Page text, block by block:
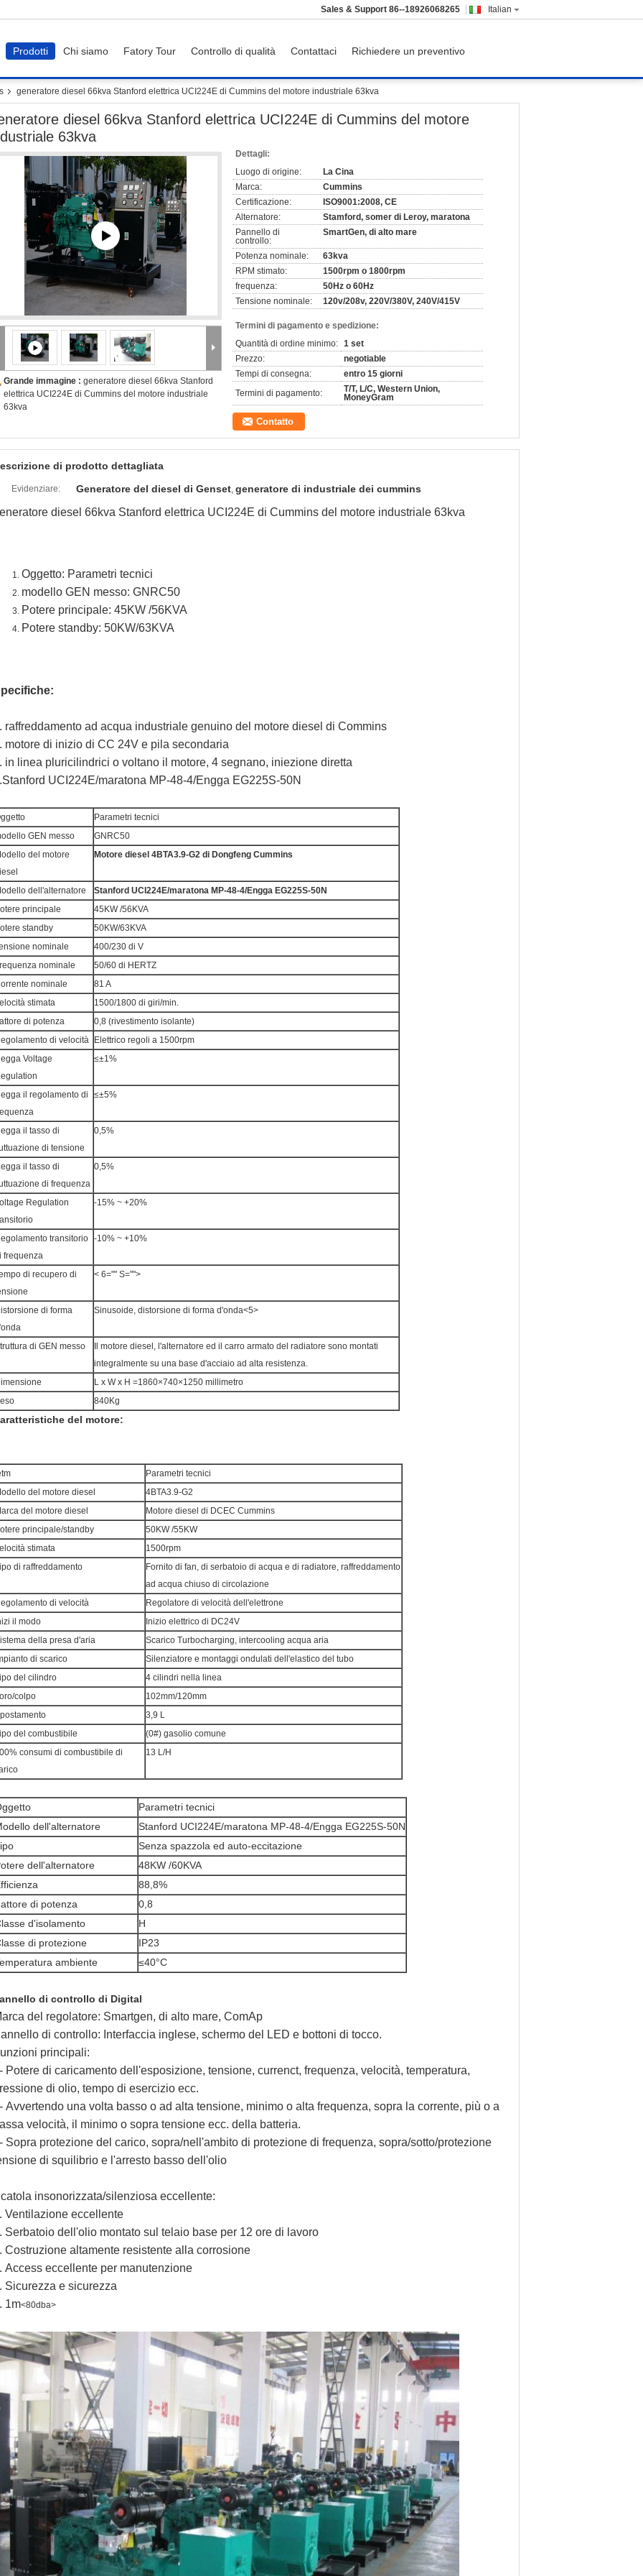
Italian
Sales & Support 86--18926068265
Prodotti Chi siamo Fatory Tour Controllo di qualità Contattaci Richiedere un preventivo
generatore diesel 66kva Stanford elettrica UCI224E di Cummins del motore industriale 63kva
diesel 66kva Stanford elettrica UCI224E di Cummins del motore
63kva
Grande immagine : generatore diesel 66kva Stanford
elettrica UCI224E di Cummins del motore industriale
63kva
Dettagli:
Luogo di origine:
La Cina
Marca:
Cummins
Certificazione:
ISO9001:2008, CE
Alternatore:
Stamford, somer di Leroy, maratona
Pannello di
controllo:
SmartGen, di alto mare
Potenza nominale:
63kva
RPM stimato:
1500rpm o 1800rpm
frequenza:
50Hz o 60Hz
Tensione nominale:
120v/208v, 220V/380V, 240V/415V
Termini di pagamento e spedizione:
Quantità di ordine minimo: 1 set
Prezzo:
negotiable
Tempi di consegna:
entro 15 giorni
Termini di pagamento:
T/T, L/C, Western Union,
MoneyGram
Contatto
di prodotto dettagliata
Evidenziare: Generatore del diesel di Genset, generatore di industriale dei cummins
diesel 66kva Stanford elettrica UCI224E di Cummins del motore industriale 63kva
Oggetto: Parametri tecnici
modello GEN messo: GNRC50
Potere principale: 45KW /56KVA
Potere standby: 50KW/63KVA
raffreddamento ad acqua industriale genuino del motore diesel di Commins
motore di inizio di CC 24V e pila secondaria
in linea pluricilindrici o voltano il motore, 4 segnano, iniezione diretta
UCI224E/maratona MP-48-4/Engga EG225S-50N
Parametri tecnici
GEN messo
GNRC50
del motore
Motore diesel 4BTA3.9-G2 di Dongfeng Cummins
dell'alternatore
Stanford UCI224E/maratona MP-48-4/Engga EG225S-50N
principale
45KW /56KVA
standby
50KW/63KVA
nominale
400/230 di V
nominale
50/60 di HERTZ
nominale
81 A
stimata
1500/1800 di giri/min.
di potenza
0,8 (rivestimento isolante)
di velocità
Elettrico regoli a 1500rpm
Voltage
≤±1%
il regolamento di
≤±5%
il tasso di
di tensione
0,5%
il tasso di
di frequenza
0,5%
Regulation
-15% ~ +20%
transitorio
frequenza
-10% ~ +10%
di recupero di
< 6="" S="">
di forma
Sinusoide, distorsione di forma d'onda<5>
di GEN messo
Il motore diesel, l'alternatore ed il carro armato del radiatore sono montati
integralmente su una base d'acciaio ad alta resistenza.
L x W x H =1860×740×1250 millimetro
840Kg
del motore:
Parametri tecnici
del motore diesel
4BTA3.9-G2
del motore diesel
Motore diesel di DCEC Cummins
principale/standby
50KW /55KW
stimata
1500rpm
di raffreddamento
Fornito di fan, di serbatoio di acqua e di radiatore, raffreddamento
ad acqua chiuso di circolazione
di velocità
Regolatore di velocità dell'elettrone
il modo
Inizio elettrico di DC24V
della presa d'aria
Scarico Turbocharging, intercooling acqua aria
di scarico
Silenziatore e montaggi ondulati dell'elastico del tubo
del cilindro
4 cilindri nella linea
colpo
102mm/120mm
3,9 L
del combustibile
(0#) gasolio comune
consumi di combustibile di
13 L/H
Parametri tecnici
dell'alternatore
Stanford UCI224E/maratona MP-48-4/Engga EG225S-50N
Senza spazzola ed auto-eccitazione
dell'alternatore
48KW /60KVA
88,8%
di potenza
0,8
d'isolamento
H
di protezione
IP23
ambiente
≤40°C
di controllo di Digital
del regolatore: Smartgen, di alto mare, ComAp
di controllo: Interfaccia inglese, schermo del LED e bottoni di tocco.
principali:
Potere di caricamento dell'esposizione, tensione, currenct, frequenza, velocità, temperatura,
di olio, tempo di esercizio ecc.
Avvertendo una volta basso o ad alta tensione, minimo o alta frequenza, sopra la corrente, più o a
velocità, il minimo o sopra tensione ecc. della batteria.
Sopra protezione del carico, sopra/nell'ambito di protezione di frequenza, sopra/sotto/protezione
di squilibrio e l'arresto basso dell'olio
insonorizzata/silenziosa eccellente:
Ventilazione eccellente
Serbatoio dell'olio montato sul telaio base per 12 ore di lavoro
Costruzione altamente resistente alla corrosione
Access eccellente per manutenzione
Sicurezza e sicurezza
1m<80dba>